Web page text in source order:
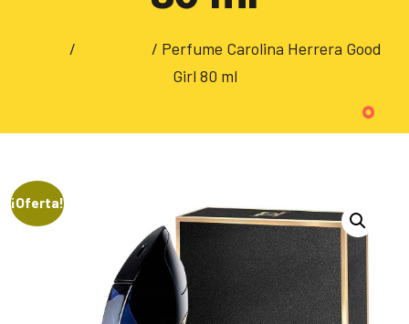
/
/ Perfume Carolina Herrera Good
Girl 80 ml
¡Oferta!